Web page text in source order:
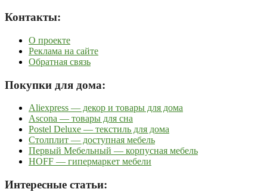
Контакты:
О проекте
Реклама на сайте
Обратная связь
Покупки для дома:
Aliexpress — декор и товары для дома
Ascona — товары для сна
Postel Deluxe — текстиль для дома
Столплит — доступная мебель
Первый Мебельный — корпусная мебель
HOFF — гипермаркет мебели
Интересные статьи: